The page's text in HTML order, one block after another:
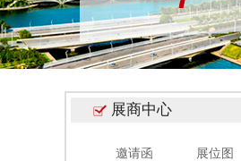
展商中心
邀请函
展位图